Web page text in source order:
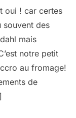
oui ! car certes
souvent des
mais
notre petit
au fromage!
de